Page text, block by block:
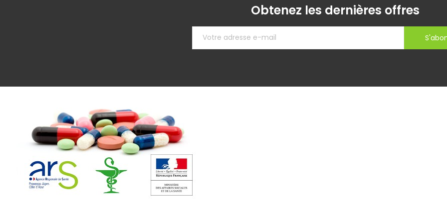
Obtenez les dernières offres